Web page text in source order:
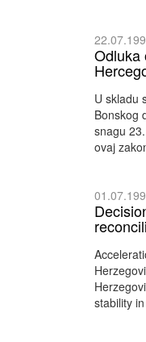
Odluka
U skladu
Bonskog
snagu
ovaj
stability